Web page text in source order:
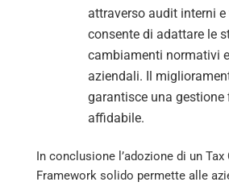
attraverso audit interni e
consente di adattare le
cambiamenti normativi
aziendali. Il
garantisce una gestione
affidabile.
In conclusione l’adozione di un Tax
Framework solido permette alle